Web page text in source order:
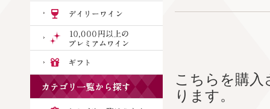
こちらを購
ります。